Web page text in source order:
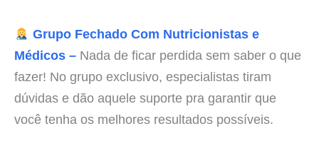
Grupo Fechado Com Nutricionistas e
Médicos – Nada de ficar perdida sem saber o que
fazer! No grupo exclusivo, especialistas tiram
dúvidas e dão aquele suporte pra garantir que
você tenha os melhores resultados possíveis.